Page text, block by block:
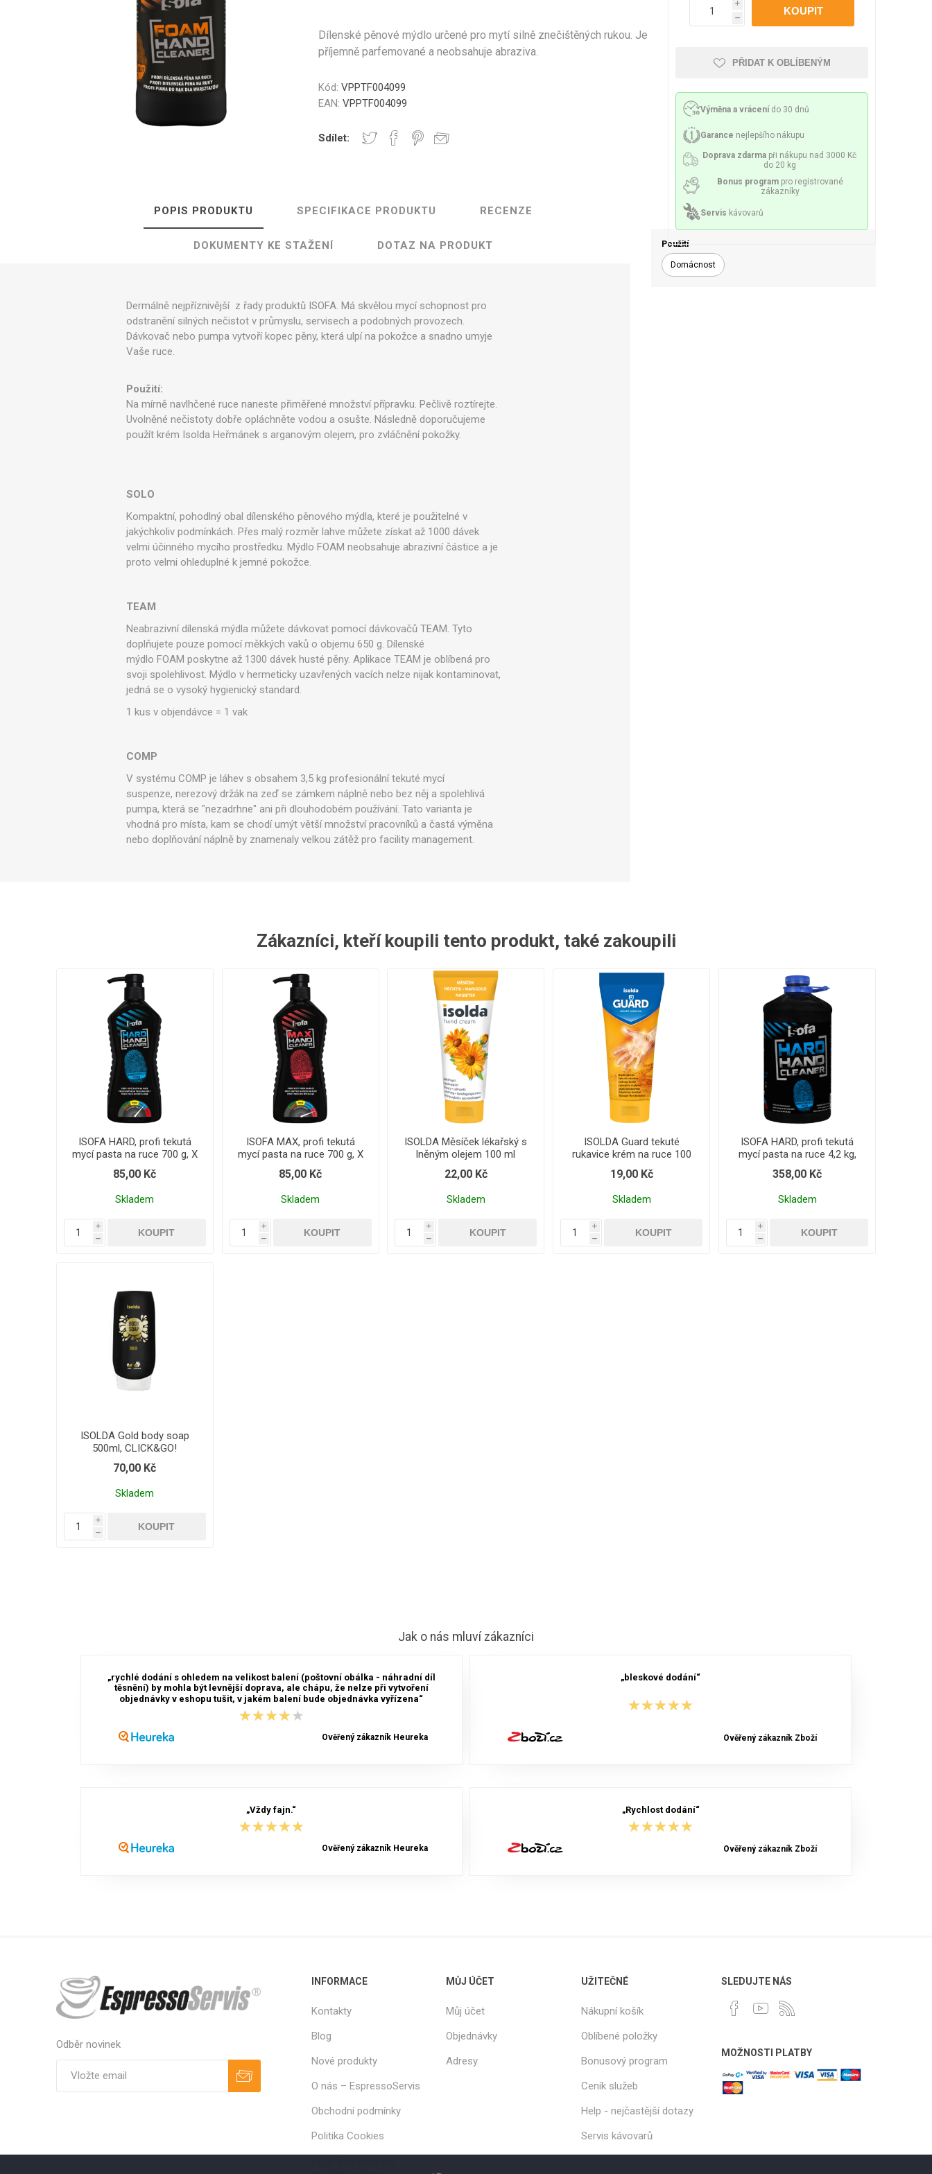
Mazivo
Topná tělesa a spirály Čerpadla
Ventily a spínače Sady pro údržbu
Sage
Dílenské pěnové mýdlo určené pro mytí silně znečištěných rukou. Je
příjemně parfemované a neobsahuje abraziva.
Kód: VPPTF004099
EAN: VPPTF004099
Sdílet:
i
h
PŘIDAT K OBLÍBENÝM
Výměna a vrácení do 30 dnů
Garance nejlepšího nákupu
Doprava zdarma při nákupu nad 3000 Kč
do 20 kg
Bonus program pro registrované
zákazníky
Servis kávovarů
Použití
Domácnost
POPIS PRODUKTU SPECIFIKACE PRODUKTU RECENZE
DOKUMENTY KE STAŽENÍ DOTAZ NA PRODUKT
​Dermálně nejpříznivější z řady produktů ISOFA. Má skvělou mycí schopnost pro
odstranění silných nečistot v průmyslu, servisech a podobných provozech.
Dávkovač nebo pumpa vytvoří kopec pěny, která ulpí na pokožce a snadno umyje
Vaše ruce.
Použití:
Na mírně navlhčené ruce naneste přiměřené množství přípravku. Pečlivě roztírejte.
Uvolněné nečistoty dobře opláchněte vodou a osušte. Následně doporučujeme
použít krém Isolda Heřmánek s arganovým olejem, pro zvláčnění pokožky.​
SOLO
Kompaktní, pohodlný obal dílenského pěnového mýdla, které je použitelné v
jakýchkoliv podmínkách. Přes malý rozměr lahve můžete získat až 1000 dávek
velmi účinného mycího prostředku. Mýdlo FOAM neobsahuje abrazivní částice a je
proto velmi ohleduplné k jemné pokožce.
TEAM
Neabrazivní dílenská mýdla můžete dávkovat pomocí dávkovačů TEAM. Tyto
doplňujete pouze pomocí měkkých vaků o objemu 650 g. Dílenské
mýdlo FOAM poskytne až 1300 dávek husté pěny. Aplikace TEAM je oblíbená pro
svoji spolehlivost. Mýdlo v hermeticky uzavřených vacích nelze nijak kontaminovat,
jedná se o vysoký hygienický standard.
1 kus v objendávce = 1 vak​
COMP
V systému COMP je láhev s obsahem 3,5 kg profesionální tekuté mycí
suspenze, nerezový držák na zeď se zámkem náplně nebo bez něj a spolehlivá
pumpa, která se "nezadrhne" ani při dlouhodobém používání. Tato varianta je
vhodná pro místa, kam se chodí umýt větší množství pracovníků a častá výměna
nebo doplňování náplně by znamenaly velkou zátěž pro facility management.​
Zákazníci, kteří koupili tento produkt, také zakoupili
ISOFA HARD, profi tekutá
mycí pasta na ruce 700 g, X
85,00 Kč
Skladem
i
h
ISOFA MAX, profi tekutá
mycí pasta na ruce 700 g, X
85,00 Kč
Skladem
i
h
ISOLDA Měsíček lékařský s
lněným olejem 100 ml
22,00 Kč
Skladem
i
h
ISOLDA Guard tekuté
rukavice krém na ruce 100
ml
19,00 Kč
Skladem
i
h
ISOFA HARD, profi tekutá
mycí pasta na ruce 4,2 kg,
COMP
358,00 Kč
Skladem
i
h
ISOLDA Gold body soap
500ml, CLICK&GO!
70,00 Kč
Skladem
i
h
Jak o nás mluví zákazníci
„rychlé dodání s ohledem na velikost balení (poštovní obálka - náhradní díl
těsnění) by mohla být levnější doprava, ale chápu, že nelze při vytvoření
objednávky v eshopu tušit, v jakém balení bude objednávka vyřízena“
★★★★★
★★★★★
Ověřený zákazník Heureka
„bleskové dodání“
★★★★★
★★★★★
Ověřený zákazník Zboží
„Vždy fajn.“
★★★★★
★★★★★
Ověřený zákazník Heureka
„Rychlost dodání“
★★★★★
★★★★★
Ověřený zákazník Zboží
Odběr novinek
INFORMACE
Kontakty
Blog
Nové produkty
O nás – EspressoServis
Obchodní podmínky
Politika Cookies
MŮJ ÚČET
Můj účet
Objednávky
Adresy
UŽITEČNÉ
Nákupní košík
Oblíbené položky
Bonusový program
Ceník služeb
Help - nejčastější dotazy
Servis kávovarů
SLEDUJTE NÁS
MOŽNOSTI PLATBY